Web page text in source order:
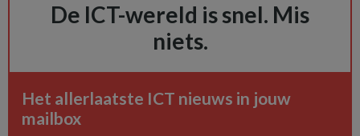
De ICT-wereld is snel. Mis
niets.
Het allerlaatste ICT nieuws in jouw
mailbox